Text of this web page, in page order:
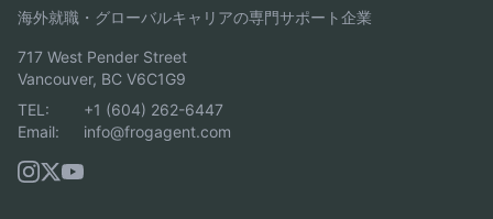
海外就職・グローバルキャリアの専門サポート企業
717 West Pender Street
Vancouver, BC V6C1G9
TEL:
+1 (604) 262-6447
Email:
info@frogagent.com